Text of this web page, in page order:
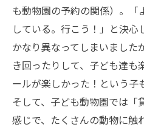
も動物園の予約の関係）。「
している。行こう！」と決
かなり異なってしまいました
き回ったりして、子ども達も
ールが楽しかった！という子
そして、子ども動物園では「
感じで、たくさんの動物に触